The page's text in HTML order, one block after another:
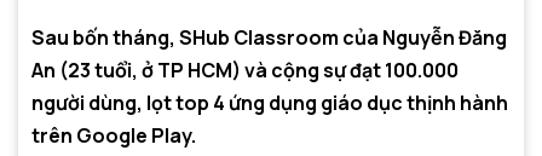
Sau bốn tháng, SHub Classroom của Nguyễn Đăng
An (23 tuổi, ở TP HCM) và cộng sự đạt 100.000
người dùng, lọt top 4 ứng dụng giáo dục thịnh hành
trên Google Play.